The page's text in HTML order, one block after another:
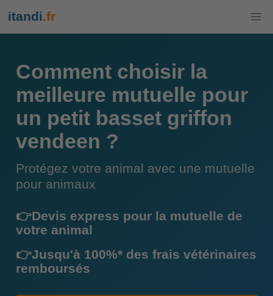
itandi.fr
Comment choisir la
meilleure mutuelle pour
un petit basset griffon
vendeen ?
Protégez votre animal avec une mutuelle
pour animaux
👉Devis express pour la mutuelle de
votre animal
👉Jusqu'à 100%* des frais vétérinaires
remboursés